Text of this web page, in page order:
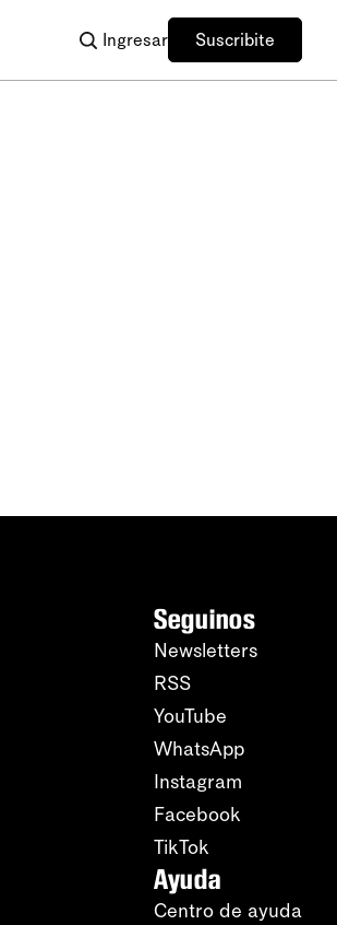
Ingresar Suscribite
Seguinos
Newsletters
RSS
YouTube
WhatsApp
Instagram
Facebook
TikTok
Ayuda
Centro de ayuda